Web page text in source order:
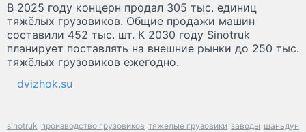
В 2025 году концерн продал 305 тыс. единиц
тяжёлых грузовиков. Общие продажи машин
составили 452 тыс. шт. К 2030 году Sinotruk
планирует поставлять на внешние рынки до 250 тыс.
тяжёлых грузовиков ежегодно.
dvizhok.su
sinotruk производство грузовиков тяжелые грузовики заводы шаньдун